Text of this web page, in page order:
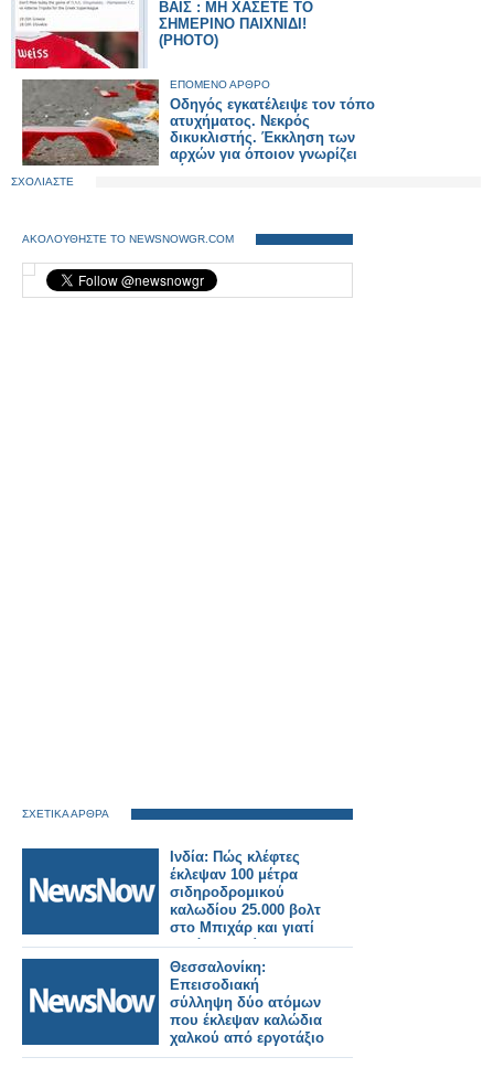
ΒΑΪΣ : ΜΗ ΧΑΣΕΤΕ ΤΟ
ΣΗΜΕΡΙΝΟ ΠΑΙΧΝΙΔΙ!
(ΡΗΟΤΟ)
ΕΠΟΜΕΝΟ ΑΡΘΡΟ
Οδηγός εγκατέλειψε τον τόπο
ατυχήματος. Νεκρός
δικυκλιστής. Έκκληση των
αρχών για όποιον γνωρίζει
κάτι
ΣΧΟΛΙΑΣΤΕ
ΑΚΟΛΟΥΘΗΣΤΕ ΤΟ NEWSNOWGR.COM
ΣΧΕΤΙΚΑ ΑΡΘΡΑ
Ινδία: Πώς κλέφτες
έκλεψαν 100 μέτρα
σιδηροδρομικού
καλωδίου 25.000 βολτ
στο Μπιχάρ και γιατί
αυτό συμβαίνει
συνεχώς.
Θεσσαλονίκη:
Επεισοδιακή
σύλληψη δύο ατόμων
που έκλεψαν καλώδια
χαλκού από εργοτάξιο
του ΟΣΕ.